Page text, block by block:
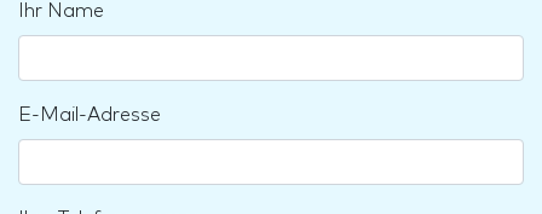
Ihr Name
E-Mail-Adresse